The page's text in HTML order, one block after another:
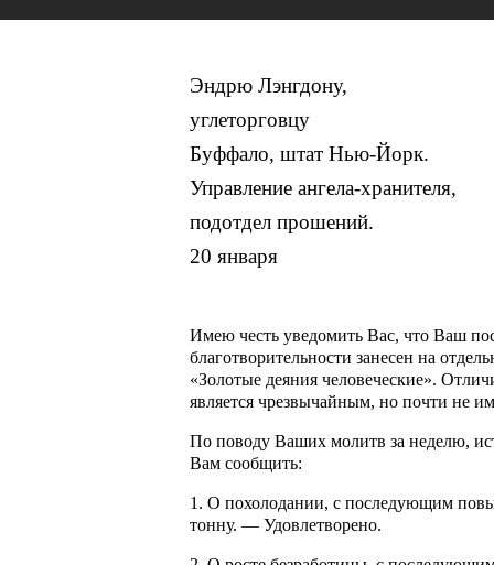
Эндрю Лэнгдону,
углеторговцу
Буффало, штат Нью-Йорк.
Управление ангела-хранителя,
подотдел прошений.
​20 января
Имею честь уведомить Вас, что Ваш
благотворительности занесен на
«Золотые деяния человеческие».
является чрезвычайным, но почти не
По поводу Ваших молитв за неделю,
Вам сообщить:
1. О похолодании, с последующим
тонну. — Удовлетворено.